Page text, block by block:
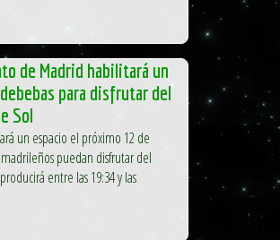
de Madrid habilitará un
para disfrutar del
Sol
un espacio el próximo 12 de
puedan disfrutar del
entre las 19:34 y las